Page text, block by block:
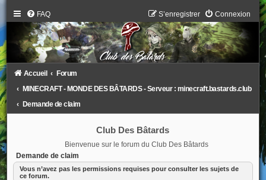
FAQ Connexion
S’enregistrer
Accueil
Forum
MINECRAFT - MONDE DES BÂTARDS - Serveur : minecraft.bastards.club
Demande de claim
Club Des Bâtards
Bienvenue sur le forum du Club Des Bâtards
Demande de claim
Vous n’avez pas les permissions requises pour consulter les sujets de
ce forum.